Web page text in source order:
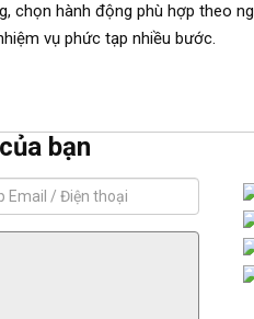
chọn hành động phù hợp theo
vụ phức tạp nhiều bước.
bạn